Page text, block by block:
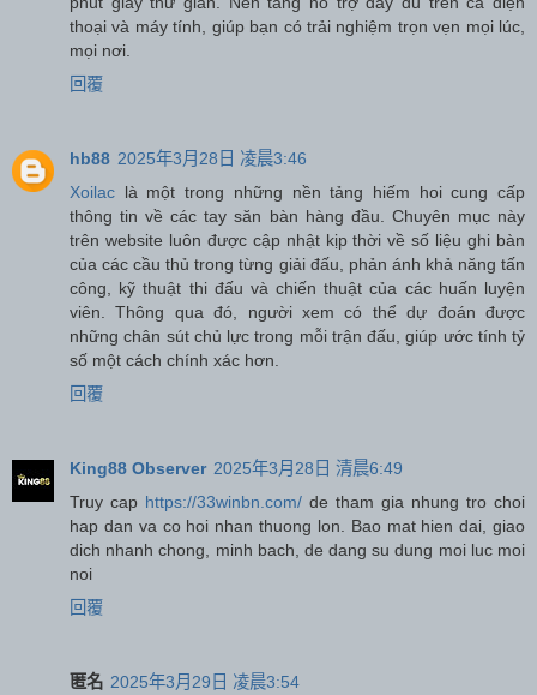
thoại và máy tính, giúp bạn có trải nghiệm trọn vẹn mọi lúc,
mọi nơi.
回覆
hb88 2025年3月28日 凌晨3:46
Xoilac là một trong những nền tảng hiếm hoi cung cấp
thông tin về các tay săn bàn hàng đầu. Chuyên mục này
trên website luôn được cập nhật kịp thời về số liệu ghi bàn
của các cầu thủ trong từng giải đấu, phản ánh khả năng tấn
công, kỹ thuật thi đấu và chiến thuật của các huấn luyện
viên. Thông qua đó, người xem có thể dự đoán được
những chân sút chủ lực trong mỗi trận đấu, giúp ước tính tỷ
số một cách chính xác hơn.
回覆
King88 Observer 2025年3月28日 清晨6:49
Truy cap https://33winbn.com/ de tham gia nhung tro choi
hap dan va co hoi nhan thuong lon. Bao mat hien dai, giao
dich nhanh chong, minh bach, de dang su dung moi luc moi
noi
回覆
匿名 2025年3月29日 凌晨3:54